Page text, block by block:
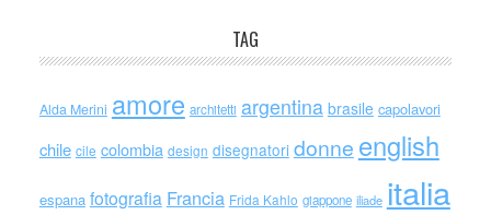
TAG
Alda Merini amore architetti argentina brasile capolavori
chile cile colombia design disegnatori donne english
espana fotografia Francia Frida Kahlo giappone iliade italia